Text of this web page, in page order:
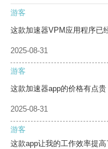
游客
这款加速器VPM应用程序已
2025-08-31
游客
这款加速器app的价格有点
2025-08-31
游客
这款app让我的工作效率提